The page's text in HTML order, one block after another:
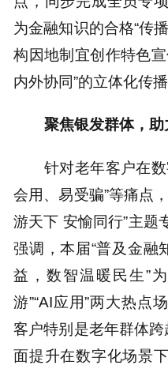
为金融知识的合格“传
构因地制宜创作特色宣
内外协同”的立体化传播
聚焦银发群体，
针对老年客户在
会用、易受骗”等痛点
游天下 安愉同行”主题
强调，本届“普及金融
益，数智温暖民生”
游”“AI应用”两大热点
客户特别是老年群体跨
面提升在数字化场景